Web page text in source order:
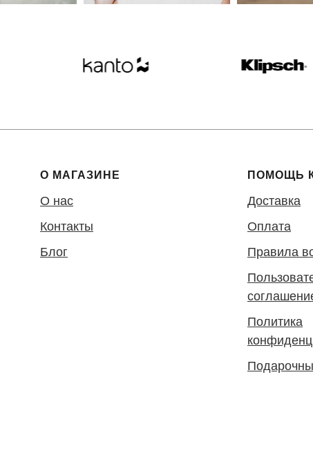
О МАГАЗИНЕ
О нас
Контакты
Блог
ПОМОЩЬ
Доставка
Оплата
Правила
Политика